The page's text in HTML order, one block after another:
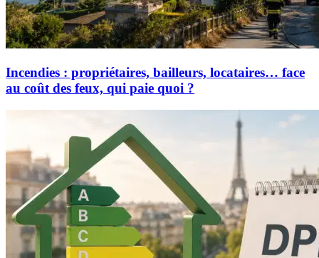
Incendies : propriétaires, bailleurs, locataires… face
au coût des feux, qui paie quoi ?